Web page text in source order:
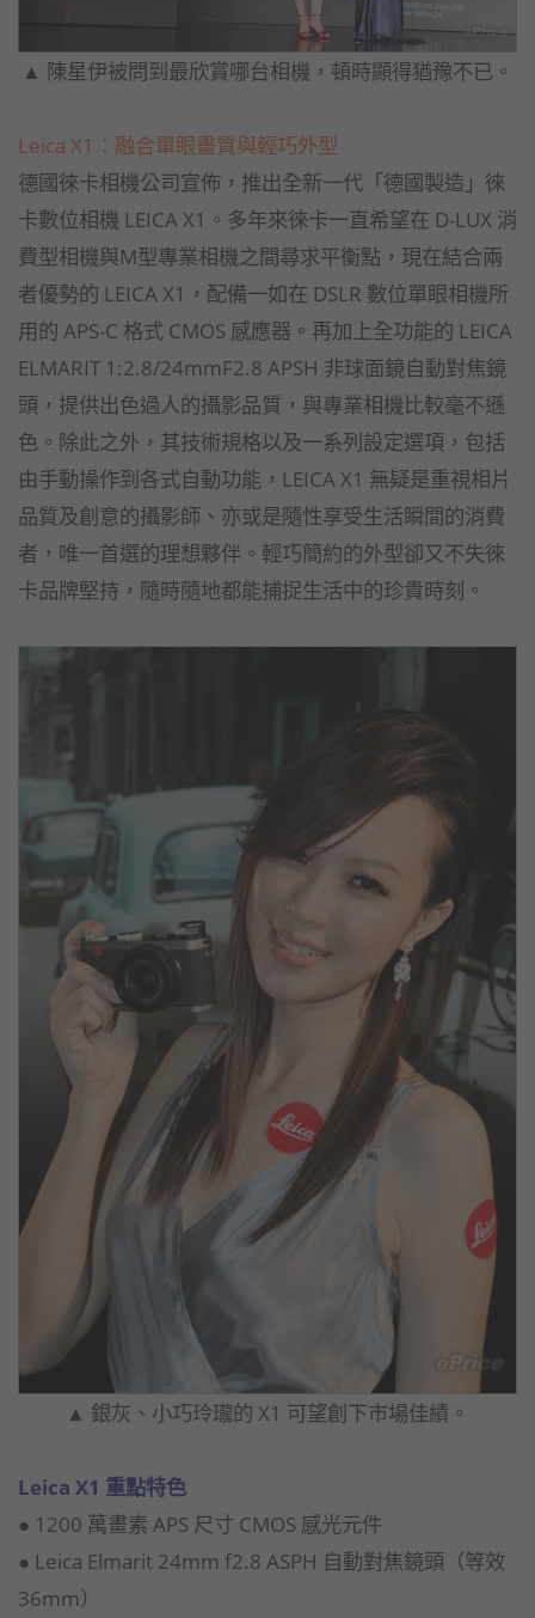
▲ 陳星伊被問到最欣賞哪台相機，頓時顯得猶豫不已。
Leica X1： 融合單眼畫質與輕巧外型
德國徠卡相機公司宣佈，推出全新一代「德國製造」徠
卡數位相機 LEICA X1。多年來徠卡一直希望在 D-LUX 消
費型相機與M型專業相機之間尋求平衡點，現在結合兩
者優勢的 LEICA X1，配備一如在 DSLR 數位單眼相機所
用的 APS-C 格式 CMOS 感應器。再加上全功能的 LEICA
ELMARIT 1:2.8/24mmF2.8 APSH 非球面鏡自動對焦鏡
頭，提供出色過人的攝影品質，與專業相機比較毫不遜
色。除此之外，其技術規格以及一系列設定選項，包括
由手動操作到各式自動功能，LEICA X1 無疑是重視相片
品質及創意的攝影師、亦或是隨性享受生活瞬間的消費
者，唯一首選的理想夥伴。輕巧簡約的外型卻又不失徠
卡品牌堅持，隨時隨地都能捕捉生活中的珍貴時刻。
▲ 銀灰、小巧玲瓏的 X1 可望創下市場佳績。
Leica X1 重點特色
● 1200 萬畫素 APS 尺寸 CMOS 感光元件
● Leica Elmarit 24mm f2.8 ASPH 自動對焦鏡頭（等效
36mm）